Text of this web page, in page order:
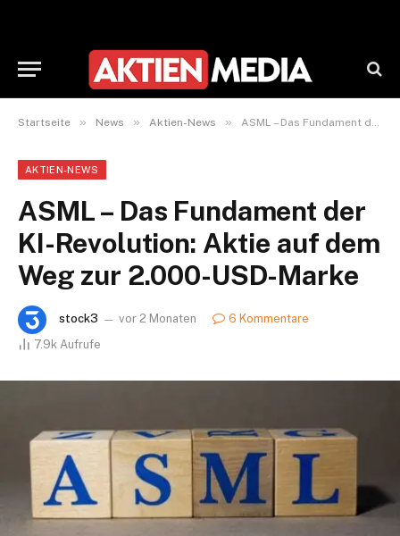
Startseite » News » Aktien-News » ASML – Das Fundament der KI-Revolution: Aktie auf dem Weg zur 2.000-USD-Marke
AKTIEN-NEWS
ASML – Das Fundament der
KI-Revolution: Aktie auf dem
Weg zur 2.000-USD-Marke
stock3 vor 2 Monaten
6 Kommentare
7.9k Aufrufe